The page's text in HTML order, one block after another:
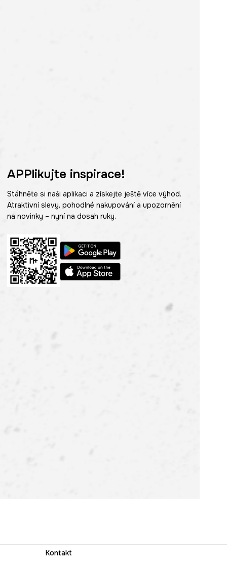
APPlikujte inspirace!
Stáhněte si naši aplikaci a získejte ještě více výhod.
Atraktivní slevy, pohodlné nakupování a upozornění
na novinky – nyní na dosah ruky.
Kontakt